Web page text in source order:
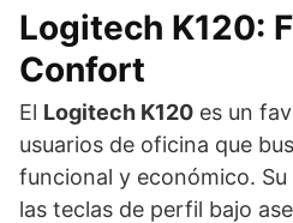
Logitech K120:
Confort
El Logitech K120 es un
usuarios de oficina que
funcional y económico.
las teclas de perfil bajo